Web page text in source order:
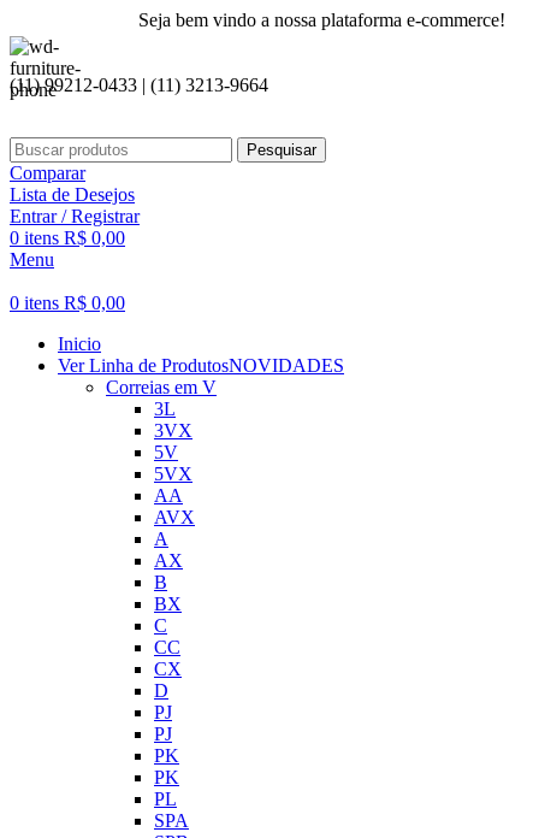
Seja bem vindo a nossa plataforma e-commerce!
(11) 99212-0433 | (11) 3213-9664
Pesquisar
Comparar
Lista de Desejos
Entrar / Registrar
0 itens R$ 0,00
Menu
0 itens R$ 0,00
Inicio
Ver Linha de ProdutosNOVIDADES
Correias em V
3L
3VX
5V
5VX
AA
AVX
A
AX
B
BX
C
CC
CX
D
PJ
PJ
PK
PK
PL
SPA